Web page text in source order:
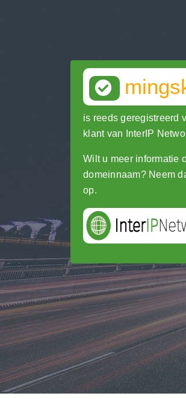
is reeds geregistreerd
klant van InterIP
Wilt u meer informatie
domeinnaam? Neem
op.